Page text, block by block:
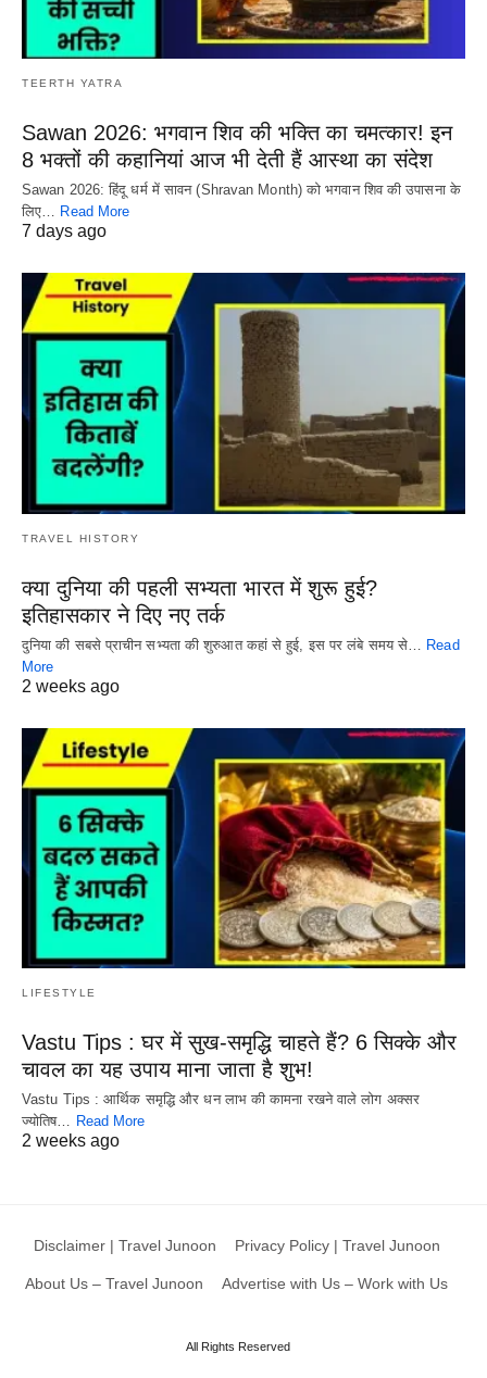
TEERTH YATRA
Sawan 2026: भगवान शिव की भक्ति का चमत्कार! इन
8 भक्तों की कहानियां आज भी देती हैं आस्था का संदेश
Sawan 2026: हिंदू धर्म में सावन (Shravan Month) को भगवान शिव की उपासना के
लिए…
Read More
7 days ago
TRAVEL HISTORY
क्या दुनिया की पहली सभ्यता भारत में शुरू हुई?
इतिहासकार ने दिए नए तर्क
दुनिया की सबसे प्राचीन सभ्यता की शुरुआत कहां से हुई, इस पर लंबे समय से… Read
More
2 weeks ago
LIFESTYLE
Vastu Tips : घर में सुख-समृद्धि चाहते हैं? 6 सिक्के और
चावल का यह उपाय माना जाता है शुभ!
Vastu Tips : आर्थिक समृद्धि और धन लाभ की कामना रखने वाले लोग अक्सर
ज्योतिष… Read More
2 weeks ago
Disclaimer | Travel Junoon Privacy Policy | Travel Junoon
About Us – Travel Junoon Advertise with Us – Work with Us
All Rights Reserved